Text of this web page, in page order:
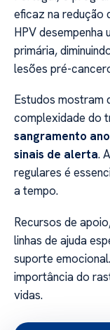
eficaz na redução
HPV desempenha
primária,
lesões pré-
Estudos mostram
complexidade do
sangramento
sinais de alerta.
regulares é
a tempo.
Recursos de
linhas de ajuda
suporte
importância do
vidas.